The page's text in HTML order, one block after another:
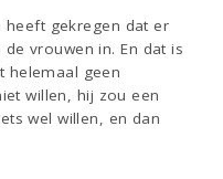
heeft gekregen dat er
vrouwen in. En dat is
helemaal geen
willen, hij zou een
wel willen, en dan